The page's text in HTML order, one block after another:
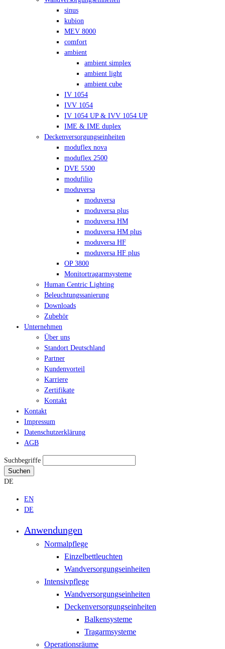
sinus
kubion
MEV 8000
comfort
ambient
ambient simplex
ambient light
ambient cube
IV 1054
IVV 1054
IV 1054 UP & IVV 1054 UP
IME & IME duplex
Deckenversorgungseinheiten
moduflex nova
moduflex 2500
DVE 5500
modufilio
moduversa
moduversa
moduversa plus
moduversa HM
moduversa HM plus
moduversa HF
moduversa HF plus
OP 3800
Monitortragarmsysteme
Human Centric Lighting
Beleuchtungssanierung
Downloads
Zubehör
Unternehmen
Über uns
Standort Deutschland
Partner
Kundenvorteil
Karriere
Zertifikate
Kontakt
Kontakt
Impressum
Datenschutzerklärung
AGB
Suchbegriffe
Suchen
DE
EN
DE
Anwendungen
Normalpflege
Einzelbettleuchten
Wandversorgungseinheiten
Intensivpflege
Wandversorgungseinheiten
Deckenversorgungseinheiten
Balkensysteme
Tragarmsysteme
Operationsräume